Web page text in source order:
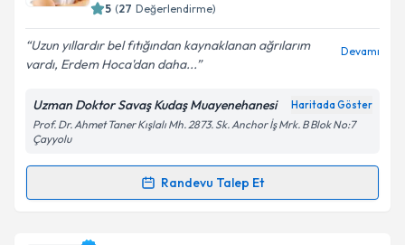
5 (27 Değerlendirme)
Uzun yıllardır bel fıtığından kaynaklanan ağrılarım
vardı, Erdem Hoca'dan daha...
Devamı
Uzman Doktor Savaş Kudaş Muayenehanesi Haritada Göster
Prof. Dr. Ahmet Taner Kışlalı Mh. 2873. Sk. Anchor İş Mrk. B Blok No:7
Çayyolu
Randevu Talep Et
Randevu Takvimi Talebi